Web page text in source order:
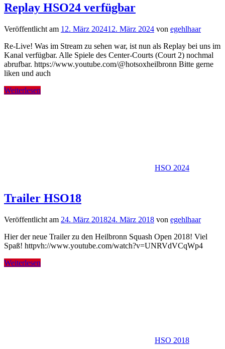
Replay HSO24 verfügbar
Veröffentlicht am 12. März 202412. März 2024 von egehlhaar
Re-Live! Was im Stream zu sehen war, ist nun als Replay bei uns im
Kanal verfügbar. Alle Spiele des Center-Courts (Court 2) nochmal
abrufbar. https://www.youtube.com/@hotsoxheilbronn Bitte gerne
liken und auch
Weiterlesen
HSO 2024
Trailer HSO18
Veröffentlicht am 24. März 201824. März 2018 von egehlhaar
Hier der neue Trailer zu den Heilbronn Squash Open 2018! Viel
Spaß! httpvh://www.youtube.com/watch?v=UNRVdVCqWp4
Weiterlesen
HSO 2018